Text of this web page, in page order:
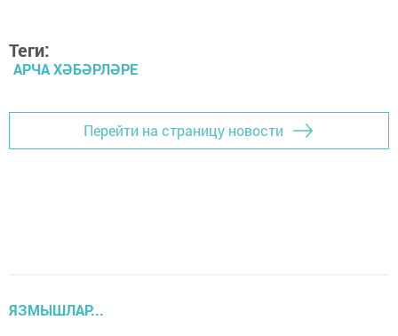
Теги:
АРЧА ХӘБӘРЛӘРЕ
Перейти на страницу новости
ЯЗМЫШЛАР...